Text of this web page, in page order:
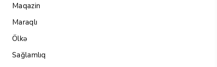
Maqazin
Maraqlı
Ölkə
Sağlamlıq